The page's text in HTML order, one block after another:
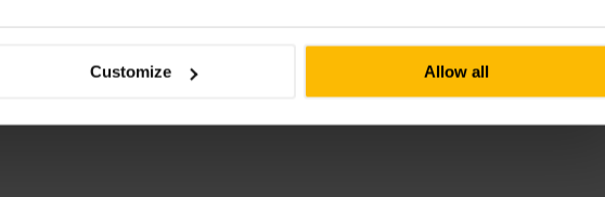
Customize Allow all